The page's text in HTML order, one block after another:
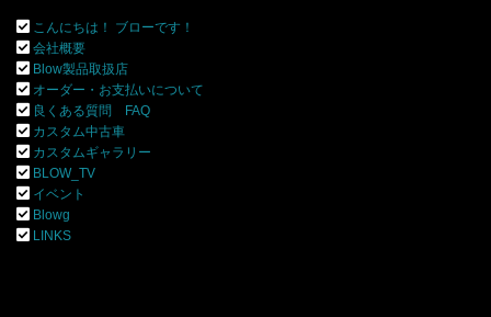
こんにちは！ ブローです！
会社概要
Blow製品取扱店
オーダー・お支払いについて
良くある質問 FAQ
カスタム中古車
カスタムギャラリー
BLOW_TV
イベント
Blowg
LINKS